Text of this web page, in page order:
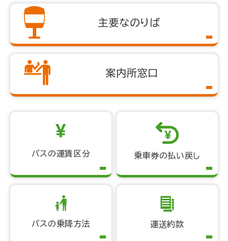
主要なのりば
案内所窓口
バスの運賃区分 乗車券の払い戻し
バスの乗降方法 運送約款